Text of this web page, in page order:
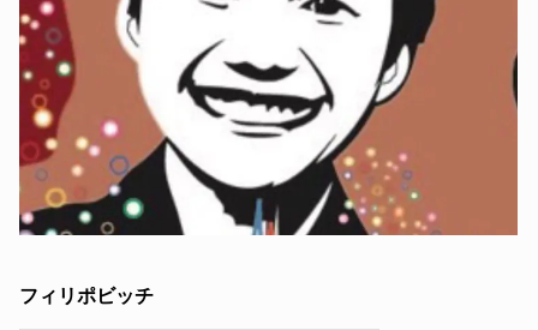
フィリポビッチ